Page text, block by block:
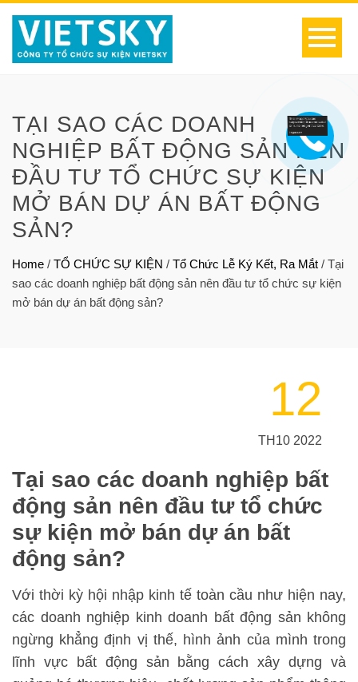
TẠI SAO CÁC DOANH
NGHIỆP BẤT ĐỘNG SẢN NÊN
ĐẦU TƯ TỔ CHỨC SỰ KIỆN
MỞ BÁN DỰ ÁN BẤT ĐỘNG
SẢN?
Home / TỔ CHỨC SỰ KIỆN / Tổ Chức Lễ Ký Kết, Ra Mắt / Tại
sao các doanh nghiệp bất động sản nên đầu tư tổ chức sự kiện
mở bán dự án bất động sản?
12
TH10 2022
Tại sao các doanh nghiệp bất
động sản nên đầu tư tổ chức
sự kiện mở bán dự án bất
động sản?
Với thời kỳ hội nhập kinh tế toàn cầu như hiện nay,
các doanh nghiệp kinh doanh bất động sản không
ngừng khẳng định vị thế, hình ảnh của mình trong
lĩnh vực bất động sản bằng cách xây dựng và